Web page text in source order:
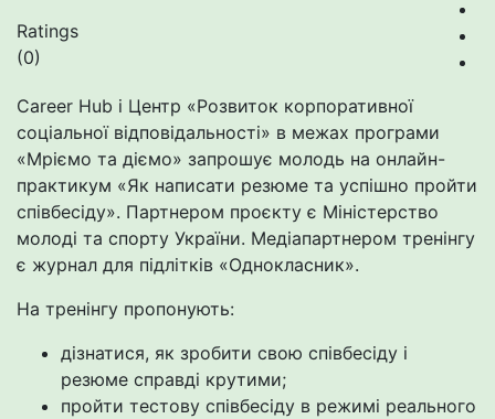
Ratings
(0)
Career Hub і Центр «Розвиток корпоративної
соціальної відповідальності» в межах програми
«Мріємо та діємо» запрошує молодь на онлайн-
практикум «Як написати резюме та успішно пройти
співбесіду». Партнером проєкту є Міністерство
молоді та спорту України. Медіапартнером тренінгу
є журнал для підлітків «Однокласник».
На тренінгу пропонують:
дізнатися, як зробити свою співбесіду і
резюме справді крутими;
пройти тестову співбесіду в режимі реального